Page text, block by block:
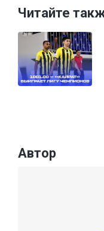
Читайте
Автор